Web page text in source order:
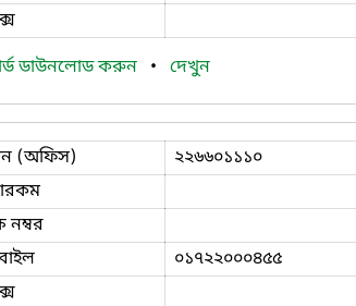
ডাউনলোড করুন • দেখুন
(অফিস)
২২৬৬০১১১০
নম্বর
০১৭২২০০০৪৫৫